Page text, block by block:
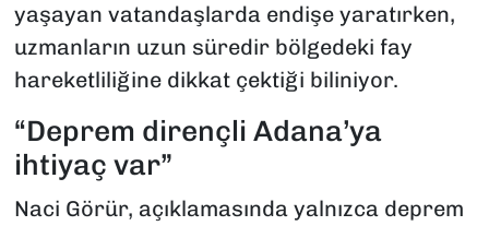
yaşayan vatandaşlarda endişe yaratırken,
uzmanların uzun süredir bölgedeki fay
hareketliliğine dikkat çektiği biliniyor.
“Deprem dirençli Adana’ya
ihtiyaç var”
Naci Görür, açıklamasında yalnızca deprem